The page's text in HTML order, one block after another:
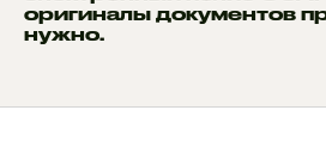
оригиналы документов
нужно.